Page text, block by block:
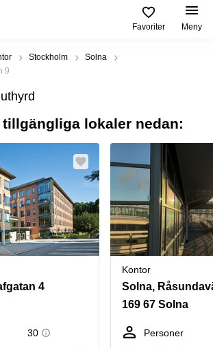
Favoriter Meny
Stockholm
Solna
9
lokaler nedan:
4
30
Kontor
Solna,
169 67 Solna
Personer